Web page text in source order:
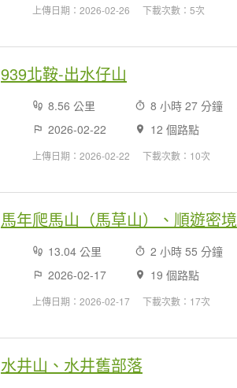
上傳日期：2026-02-26 下載次數：5次
939北鞍-出水仔山
8.56 公里 8 小時 27 分鐘
2026-02-22
12 個路點
上傳日期：2026-02-22 下載次數：10次
馬年爬馬山（馬草山）、順遊密境
13.04 公里 2 小時 55 分鐘
2026-02-17
19 個路點
上傳日期：2026-02-17 下載次數：17次
水井山、水井舊部落